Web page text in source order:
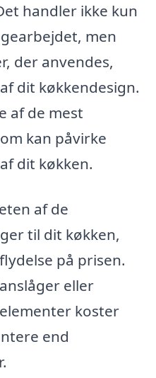
handler ikke kun
men
der anvendes,
dit køkkendesign.
af de mest
kan påvirke
dit køkken.
af de
til dit køkken,
på prisen.
eller
koster
end